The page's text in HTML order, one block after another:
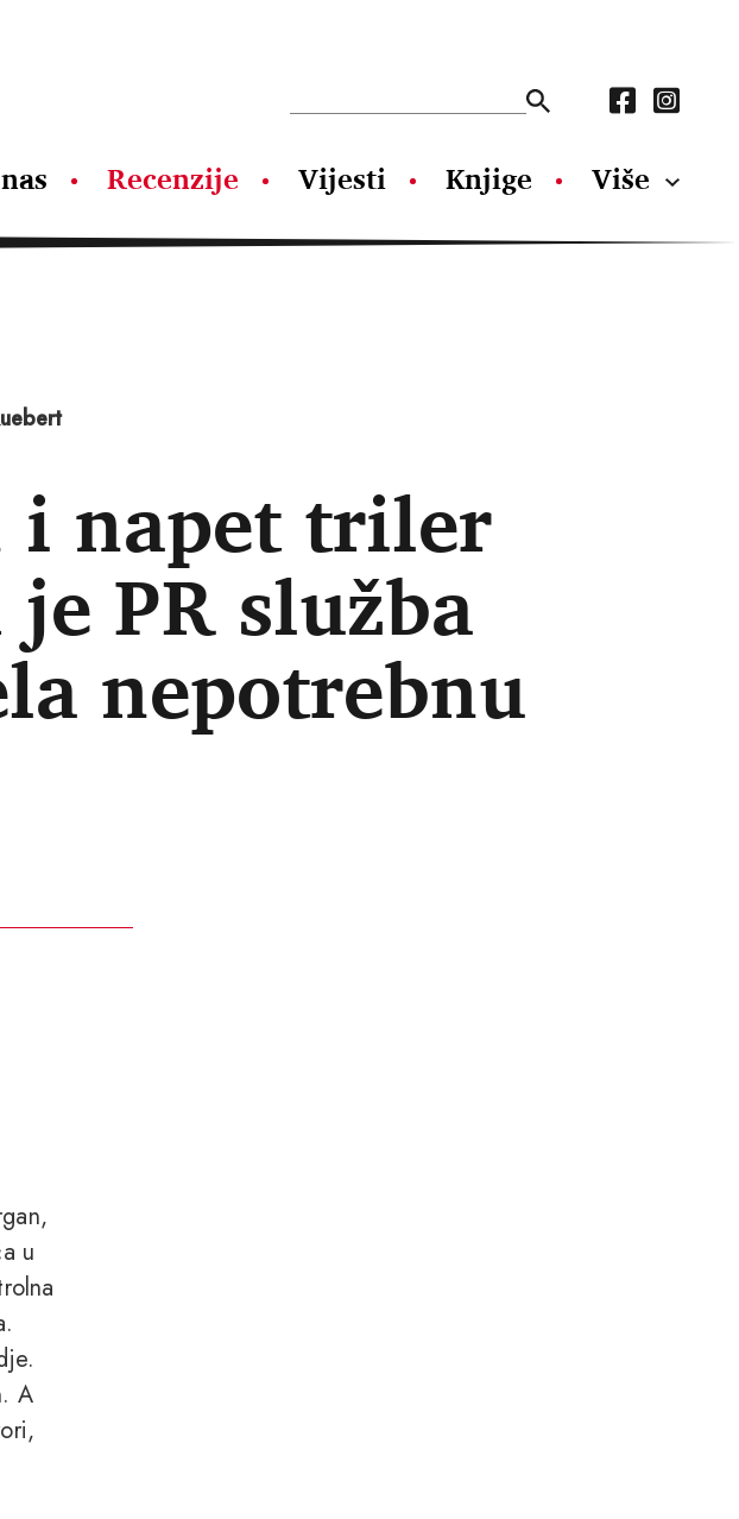
Recenzije Vijesti Knjige Više
i napet triler
PR služba
nepotrebnu
u
A